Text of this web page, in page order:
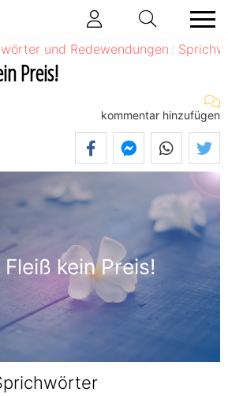
und Redewendungen
Preis!
kommentar hinzufügen
Fleiß kein Preis!